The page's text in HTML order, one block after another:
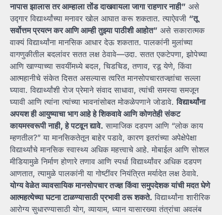
नापासझालासतरआम्हालातोंडदाखवायलाजागाराहणारनाही” असे
उद्गार विद्यार्थ्यांच्या मनावर खोल आघात करू शकतात. त्याऐवजी “तू
सर्वोत्तमप्रयत्नकरआणिआम्हीतुझ्यापाठीशीआहोत” असे सकारात्मक
वाक्यं विद्यार्थ्यांना मानसिक आधार देऊ शकतात. पालकांनी मुलांच्या
वागणुकीतील बदलांवर सतत लक्ष ठेवावे—उदा. सतत एकटेपणा, झोपेच्या
आणि खाण्याच्या सवयींमध्ये बदल, चिडचिड, तणाव, रडू येणे, किंवा
आत्महानीचे संकेत दिसत असल्यास त्वरित मानसोपचारतज्ज्ञांचा सल्ला
घ्यावा. विद्यार्थ्यांशी रोज प्रेमाने संवाद साधावा, त्यांची समस्या समजून
घ्यावी आणि त्यांना त्यांच्या भावनांसोबत मोकळेपणाने जोडावे.विद्यार्थ्यांना
अपयशहीआयुष्याचाभागआहेहेशिकवावेआणिकोणतेहीसंकट
कायमस्वरूपीनाही,हेपटवूनद्यावे. सामाजिक दडपण आणि “लोक काय
म्हणतील?” या मानसिकतेतून बाहेर पडावे, कारण इतरांच्या अपेक्षेपेक्षा
विद्यार्थ्यांचे मानसिक स्वास्थ्य अधिक महत्त्वाचे आहे. मोबाईल आणि सोशल
मीडियामुळे निर्माण होणारे तणाव आणि स्पर्धा विद्यार्थ्यांवर अधिक दडपण
आणतात, त्यामुळे पालकांनी या गोष्टींवर नियंत्रित मर्यादेत लक्ष ठेवावे.
योग्यवेळेतव्यावसायिकमानसोपचारतज्ज्ञकिंवासमुपदेशकयांचीमदतघेणे
आत्महत्येच्याघटनाटाळण्यासाठीप्रभावीठरूशकते. विद्यार्थ्यांना शारीरिक
आरोग्य सुधारण्यासाठी योग, व्यायाम, ध्यान यासारख्या तंत्रांचा अवलंब